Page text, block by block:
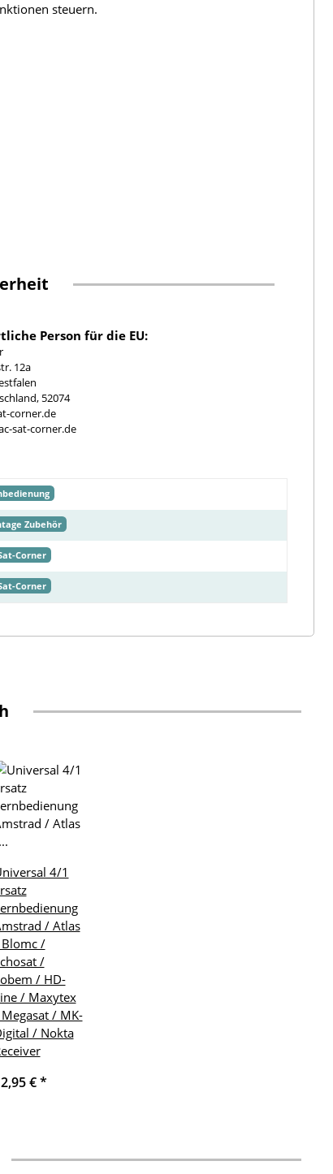
steuern.
Person für die EU:
12a
52074
corner.de
sat-corner.de
Zubehör
Corner
Corner
4/1
/ Atlas
/
/
/ HD-
/ Maxytex
/ MK-
/ Nokta
€*